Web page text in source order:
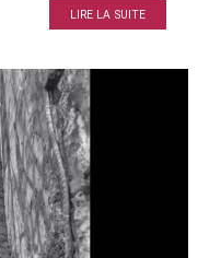
LIRE LA SUITE